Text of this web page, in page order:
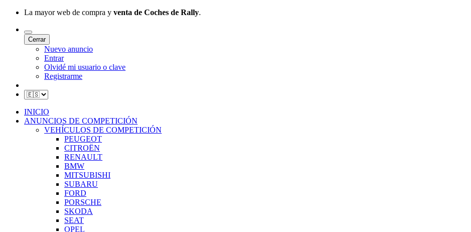
La mayor web de compra y venta de Coches de Rally.
Cerrar
Nuevo anuncio
Entrar
Olvidé mi usuario o clave
Registrarme
INICIO
ANUNCIOS DE COMPETICIÓN
VEHÍCULOS DE COMPETICIÓN
PEUGEOT
CITROËN
RENAULT
BMW
MITSUBISHI
SUBARU
FORD
PORSCHE
SKODA
SEAT
OPEL